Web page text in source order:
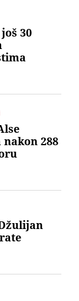
30
nakon 288